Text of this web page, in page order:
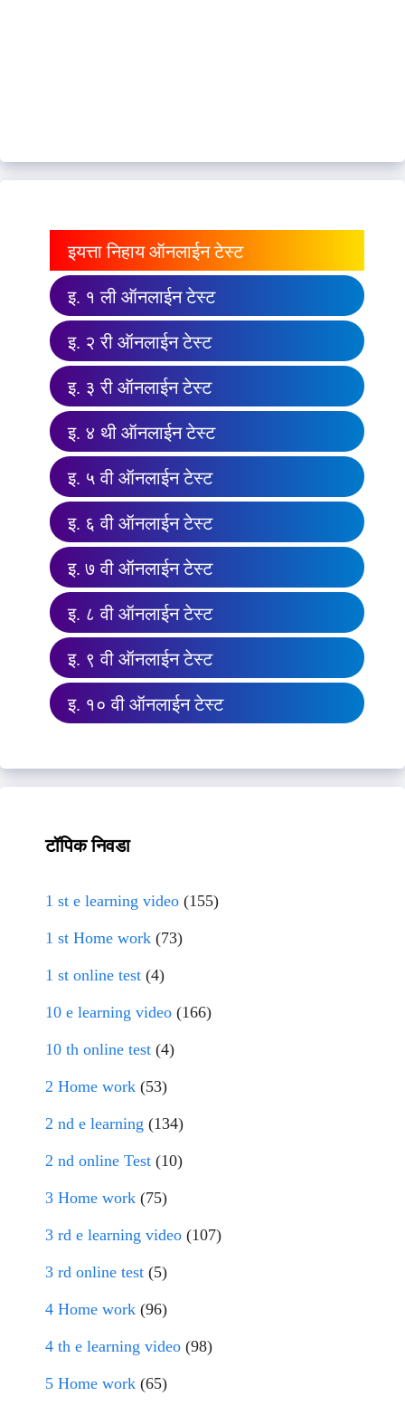
इयत्ता निहाय ऑनलाईन टेस्ट
इ. १ ली ऑनलाईन टेस्ट
इ. २ री ऑनलाईन टेस्ट
इ. ३ री ऑनलाईन टेस्ट
इ. ४ थी ऑनलाईन टेस्ट
इ. ५ वी ऑनलाईन टेस्ट
इ. ६ वी ऑनलाईन टेस्ट
इ. ७ वी ऑनलाईन टेस्ट
इ. ८ वी ऑनलाईन टेस्ट
इ. ९ वी ऑनलाईन टेस्ट
इ. १० वी ऑनलाईन टेस्ट
टॉपिक निवडा
1 st e learning video (155)
1 st Home work (73)
1 st online test (4)
10 e learning video (166)
10 th online test (4)
2 Home work (53)
2 nd e learning (134)
2 nd online Test (10)
3 Home work (75)
3 rd e learning video (107)
3 rd online test (5)
4 Home work (96)
4 th e learning video (98)
5 Home work (65)